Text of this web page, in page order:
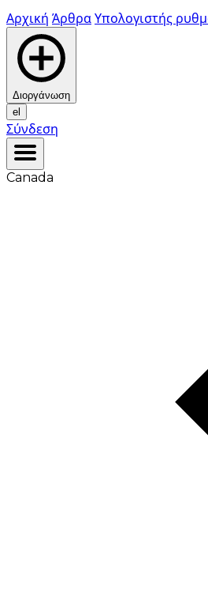
Αρχική Άρθρα Υπολογιστής
Διοργάνωση
el
Σύνδεση
Canada